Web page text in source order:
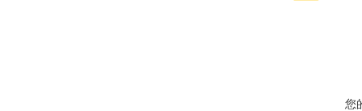
您